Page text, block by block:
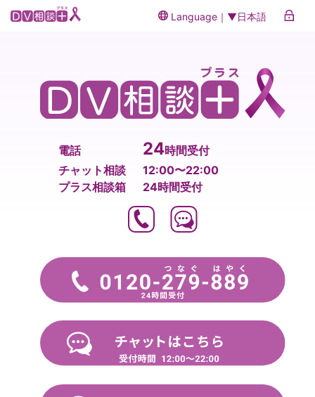
Language｜▼日本語
電話 24時間受付
チャット相談
12:00〜22:00
プラス相談箱
24時間受付